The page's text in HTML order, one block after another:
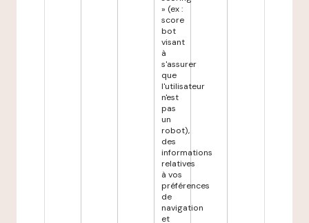
» (ex :
score
bot
visant
à
s'assurer
que
l'utilisateur
n'est
pas
un
robot),
des
informations
relatives
à vos
préférences
de
navigation
et